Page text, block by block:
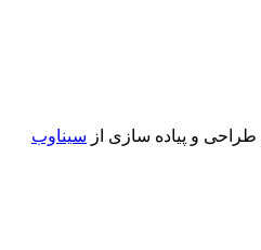
طراحی و پیاده سازی از سیناوب